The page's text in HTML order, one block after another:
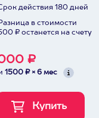
действия 180 дней
в стоимости
₽ останется на счету
₽
1500 ₽ × 6 мес